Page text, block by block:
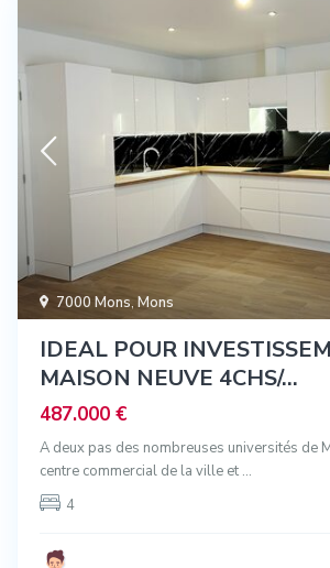
7000 Mons,Mons
IDEAL POUR
MAISON NEUVE 4CHS/...
487.000 €
A deux pas des nombreuses universités de
centre commercial de la ville et ...
4